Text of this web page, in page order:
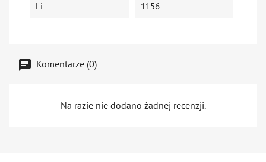
Li 1156
Komentarze (0)
Na razie nie dodano żadnej recenzji.